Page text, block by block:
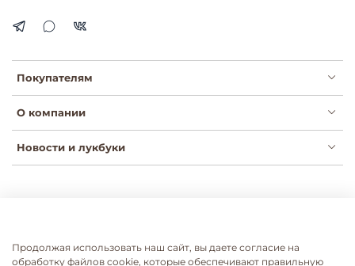
Покупателям
О компании
Новости и лукбуки
Согласие на рассылки
Согласие на обработку ПДН
Продолжая использовать наш сайт, вы даете согласие на
обработку файлов cookie, которые обеспечивают правильную